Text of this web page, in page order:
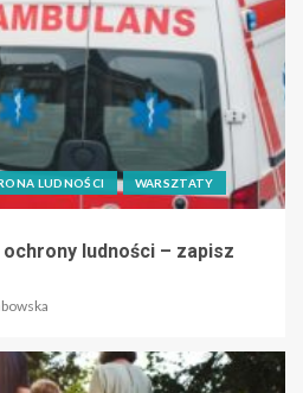
LUDNOŚCI WARSZTATY
ludności – zapisz